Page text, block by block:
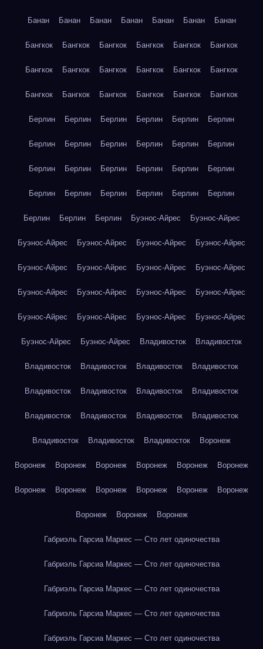
Банан Банан Банан Банан Банан Банан Банан
Бангкок Бангкок Бангкок Бангкок Бангкок Бангкок
Бангкок Бангкок Бангкок Бангкок Бангкок Бангкок
Бангкок Бангкок Бангкок Бангкок Бангкок Бангкок
Берлин Берлин Берлин Берлин Берлин Берлин
Берлин Берлин Берлин Берлин Берлин Берлин
Берлин Берлин Берлин Берлин Берлин Берлин
Берлин Берлин Берлин Берлин Берлин Берлин
Берлин Берлин Берлин Буэнос-Айрес Буэнос-Айрес
Буэнос-Айрес Буэнос-Айрес Буэнос-Айрес Буэнос-Айрес
Буэнос-Айрес Буэнос-Айрес Буэнос-Айрес Буэнос-Айрес
Буэнос-Айрес Буэнос-Айрес Буэнос-Айрес Буэнос-Айрес
Буэнос-Айрес Буэнос-Айрес Буэнос-Айрес Буэнос-Айрес
Буэнос-Айрес Буэнос-Айрес Владивосток Владивосток
Владивосток Владивосток Владивосток Владивосток
Владивосток Владивосток Владивосток Владивосток
Владивосток Владивосток Владивосток Владивосток
Владивосток Владивосток Владивосток Воронеж
Воронеж Воронеж Воронеж Воронеж Воронеж Воронеж
Воронеж Воронеж Воронеж Воронеж Воронеж Воронеж
Воронеж Воронеж Воронеж
Габриэль Гарсиа Маркес — Сто лет одиночества
Габриэль Гарсиа Маркес — Сто лет одиночества
Габриэль Гарсиа Маркес — Сто лет одиночества
Габриэль Гарсиа Маркес — Сто лет одиночества
Габриэль Гарсиа Маркес — Сто лет одиночества